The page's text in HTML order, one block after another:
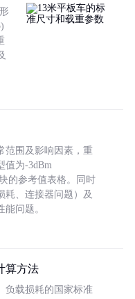
范围及影响因素，重
值为-3dBm
的参考值表格。同时
耗、连接器问题）及
问题。
算方法
负载损耗的国家标准